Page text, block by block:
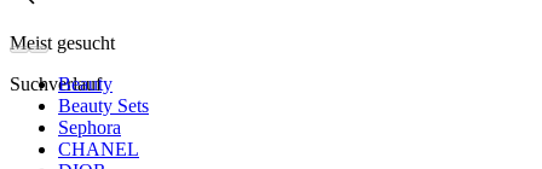
Meist gesucht
Suchverlauf
Beauty
Beauty Sets
Sephora
CHANEL